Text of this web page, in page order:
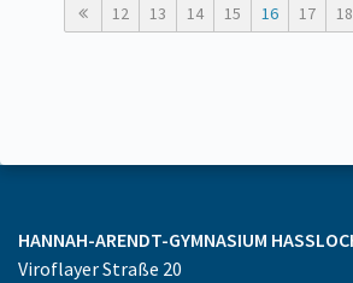
12 13 14 15 16 17 18
HANNAH-ARENDT-GYMNASIUM HASSLOCH
Viroflayer Straße 20